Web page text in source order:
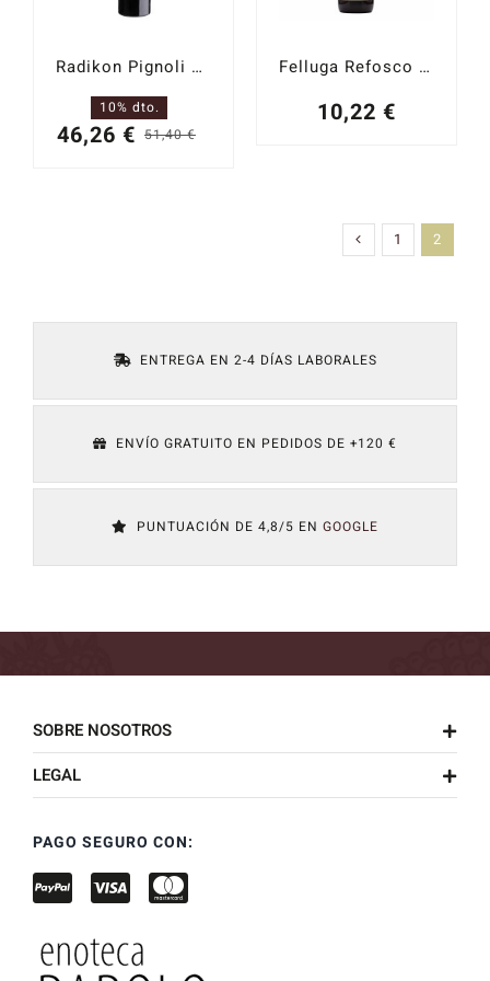
Radikon Pignoli 2011
51,40€El
46,26€
El
10% dto.
Felluga Refosco dal Penduculo Rosso no
10,22 €
1 2
ENTREGA EN 2-4 DÍAS LABORALES
ENVÍO GRATUITO EN PEDIDOS DE +120 €
PUNTUACIÓN DE 4,8/5 EN GOOGLE
SOBRE NOSOTROS
LEGAL
PAGO SEGURO CON: